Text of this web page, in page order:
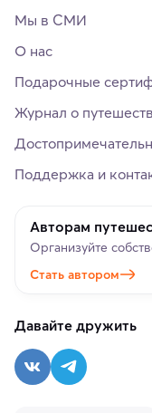
Мы в СМИ
О нас
Подарочные
Журнал о
Поддержка и
Авторам
Организуйте
Стать автором
Давайте дружить